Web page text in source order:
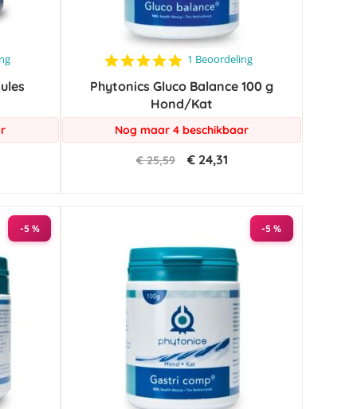
5.0
rating
1 Beoordeling
Phytonics Gluco Balance 100 g
Hond/Kat
Nog maar 4 beschikbaar
€ 25,59 € 24,31
-5 % -5 %